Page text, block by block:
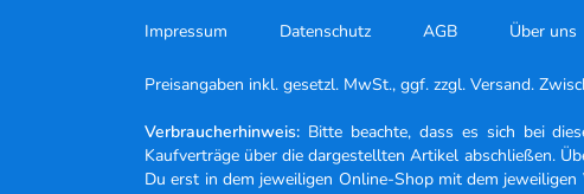
Impressum Datenschutz AGB Über uns
Preisangaben inkl. gesetzl. MwSt., ggf. zzgl. Versand.
Verbraucherhinweis: Bitte beachte, dass es sich bei
Kaufverträge über die dargestellten Artikel abschließen.
Du erst in dem jeweiligen Online-Shop mit dem